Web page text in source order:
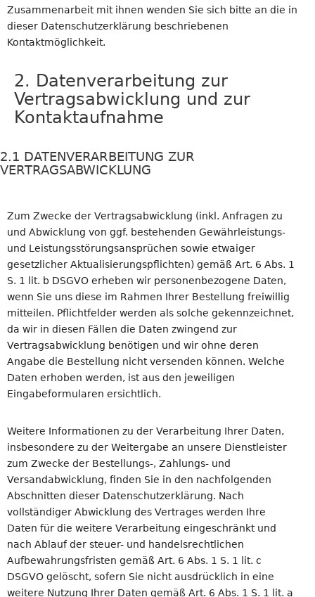
Zusammenarbeit mit ihnen wenden Sie sich bitte an die in
dieser Datenschutzerklärung beschriebenen
Kontaktmöglichkeit.
2. Datenverarbeitung zur
Vertragsabwicklung und zur
Kontaktaufnahme
2.1 DATENVERARBEITUNG ZUR
VERTRAGSABWICKLUNG
Zum Zwecke der Vertragsabwicklung (inkl. Anfragen zu
und Abwicklung von ggf. bestehenden Gewährleistungs-
und Leistungsstörungsansprüchen sowie etwaiger
gesetzlicher Aktualisierungspflichten) gemäß Art. 6 Abs. 1
S. 1 lit. b DSGVO erheben wir personenbezogene Daten,
wenn Sie uns diese im Rahmen Ihrer Bestellung freiwillig
mitteilen. Pflichtfelder werden als solche gekennzeichnet,
da wir in diesen Fällen die Daten zwingend zur
Vertragsabwicklung benötigen und wir ohne deren
Angabe die Bestellung nicht versenden können. Welche
Daten erhoben werden, ist aus den jeweiligen
Eingabeformularen ersichtlich.
Weitere Informationen zu der Verarbeitung Ihrer Daten,
insbesondere zu der Weitergabe an unsere Dienstleister
zum Zwecke der Bestellungs-, Zahlungs- und
Versandabwicklung, finden Sie in den nachfolgenden
Abschnitten dieser Datenschutzerklärung. Nach
vollständiger Abwicklung des Vertrages werden Ihre
Daten für die weitere Verarbeitung eingeschränkt und
nach Ablauf der steuer- und handelsrechtlichen
Aufbewahrungsfristen gemäß Art. 6 Abs. 1 S. 1 lit. c
DSGVO gelöscht, sofern Sie nicht ausdrücklich in eine
weitere Nutzung Ihrer Daten gemäß Art. 6 Abs. 1 S. 1 lit. a